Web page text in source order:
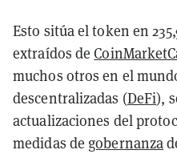
Esto sitúa el token en
extraídos de
muchos otros en el
descentralizadas (DeFi),
actualizaciones del
medidas de gobernanza